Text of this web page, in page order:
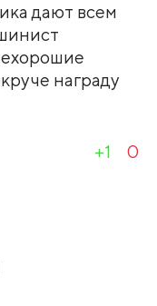
дают всем
награду
+1 0